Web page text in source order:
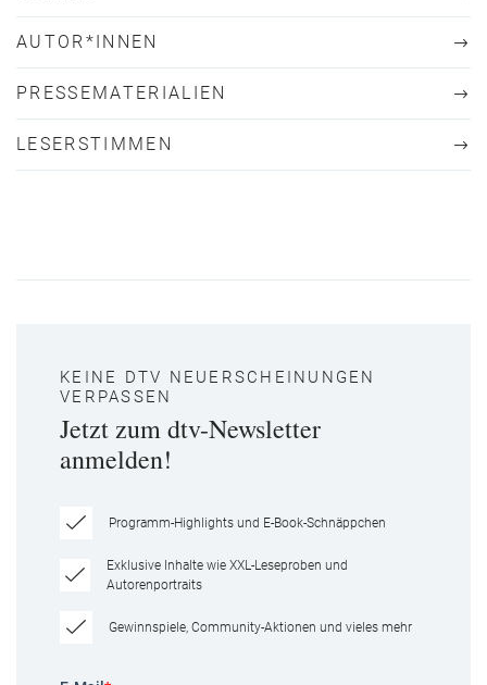
AUTOR*INNEN
PRESSEMATERIALIEN
LESERSTIMMEN
KEINE DTV NEUERSCHEINUNGEN
VERPASSEN
Jetzt zum dtv-Newsletter
anmelden!
Programm-Highlights und E-Book-Schnäppchen
Exklusive Inhalte wie XXL-Leseproben und
Autorenportraits
Gewinnspiele, Community-Aktionen und vieles mehr